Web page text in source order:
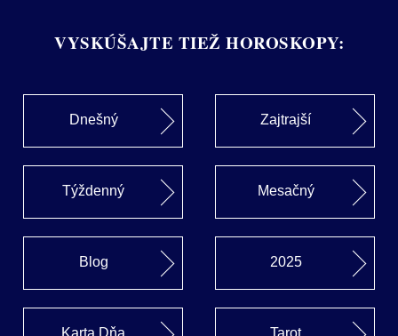
VYSKÚŠAJTE TIEŽ HOROSKOPY:
Dnešný Zajtrajší
Týždenný Mesačný
Blog 2025
Karta Dňa Tarot